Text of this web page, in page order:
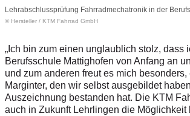
Lehrabschlussprüfung Fahrradmechatronik in der
© Hersteller / KTM Fahrrad GmbH
„Ich bin zum einen unglaublich stolz, dass
Berufsschule Mattighofen von Anfang an
und zum anderen freut es mich
Marginter, den wir selbst ausgebildet
Auszeichnung bestanden hat. Die KTM
auch in Zukunft Lehrlingen die Möglichkeit